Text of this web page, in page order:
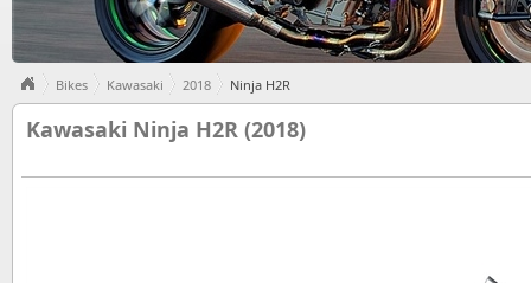
Bikes Kawasaki 2018 Ninja H2R
Kawasaki Ninja H2R (2018)